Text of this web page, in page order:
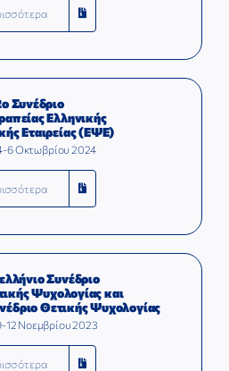
Συνέδριο
Ελληνικής
Εταιρείας (ΕΨΕ)
6 Οκτωβρίου 2024
Συνέδριο
Ψυχολογίας και
Θετικής Ψυχολογίας
12 Νοεμβρίου 2023